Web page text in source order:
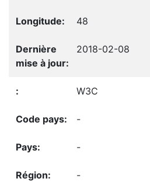
48
2018-02-08
W3C
-
-
-